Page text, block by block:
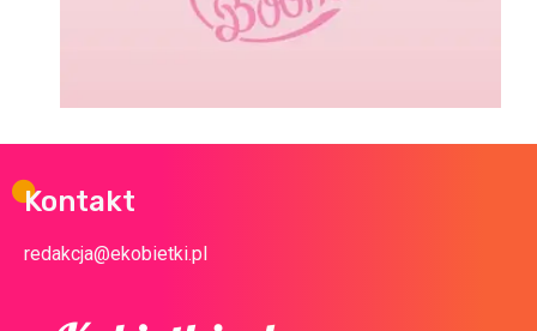
Kontakt
redakcja@ekobietki.pl